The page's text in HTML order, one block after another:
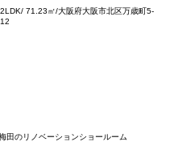
2LDK/ 71.23㎡/大阪府大阪市北区万歳町5-
12
田のリノベーションショールーム